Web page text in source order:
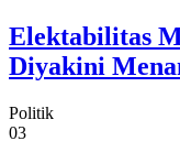
Elektabilitas
Diyakini
Politik
03